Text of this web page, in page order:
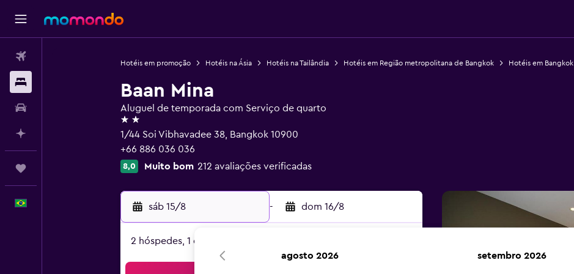
Hotéis em promoção Hotéis na Ásia Hotéis na Tailândia Hotéis em Região metropolitana de Bangkok Hotéis em Bangkok
Baan Mina
Aluguel de temporada com Serviço de quarto
2 estrelas
1/44 Soi Vibhavadee 38, Bangkok 10900
+66 886 036 036
8,0 Muito bom 212 avaliações verificadas
sáb 15/8 - dom 16/8
2 hóspedes, 1 quarto
agosto 2026 setembro 2026